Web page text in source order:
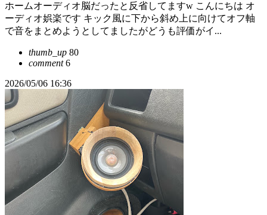
ホームオーディオ脳だったと反省してますw こんにちは オ
ーディオ娯楽です キック風に下から斜め上に向けてオフ軸
で音をまとめようとしてましたがどうも評価がイ...
thumb_up 80
comment6
2026/05/06 16:36